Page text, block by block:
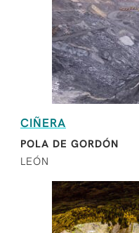
CIÑERA
POLA DE GORDÓN
LEÓN